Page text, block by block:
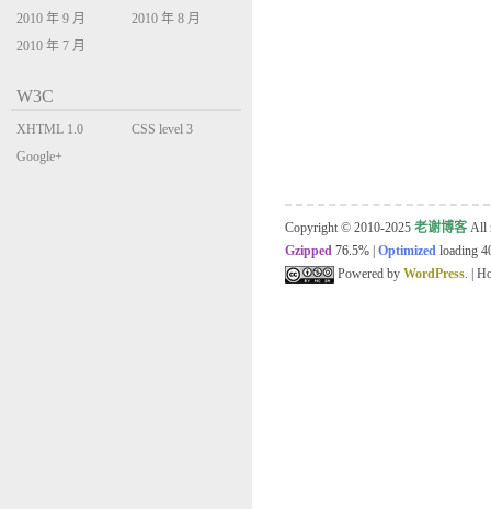
2010 年 9 月
2010 年 8 月
2010 年 7 月
W3C
XHTML 1.0
Transitional
CSS level 3
Google+
Copyright © 2010-2025 老谢博客 All
Gzipped 76.5% Optimized loading
Powered by WordPress. |